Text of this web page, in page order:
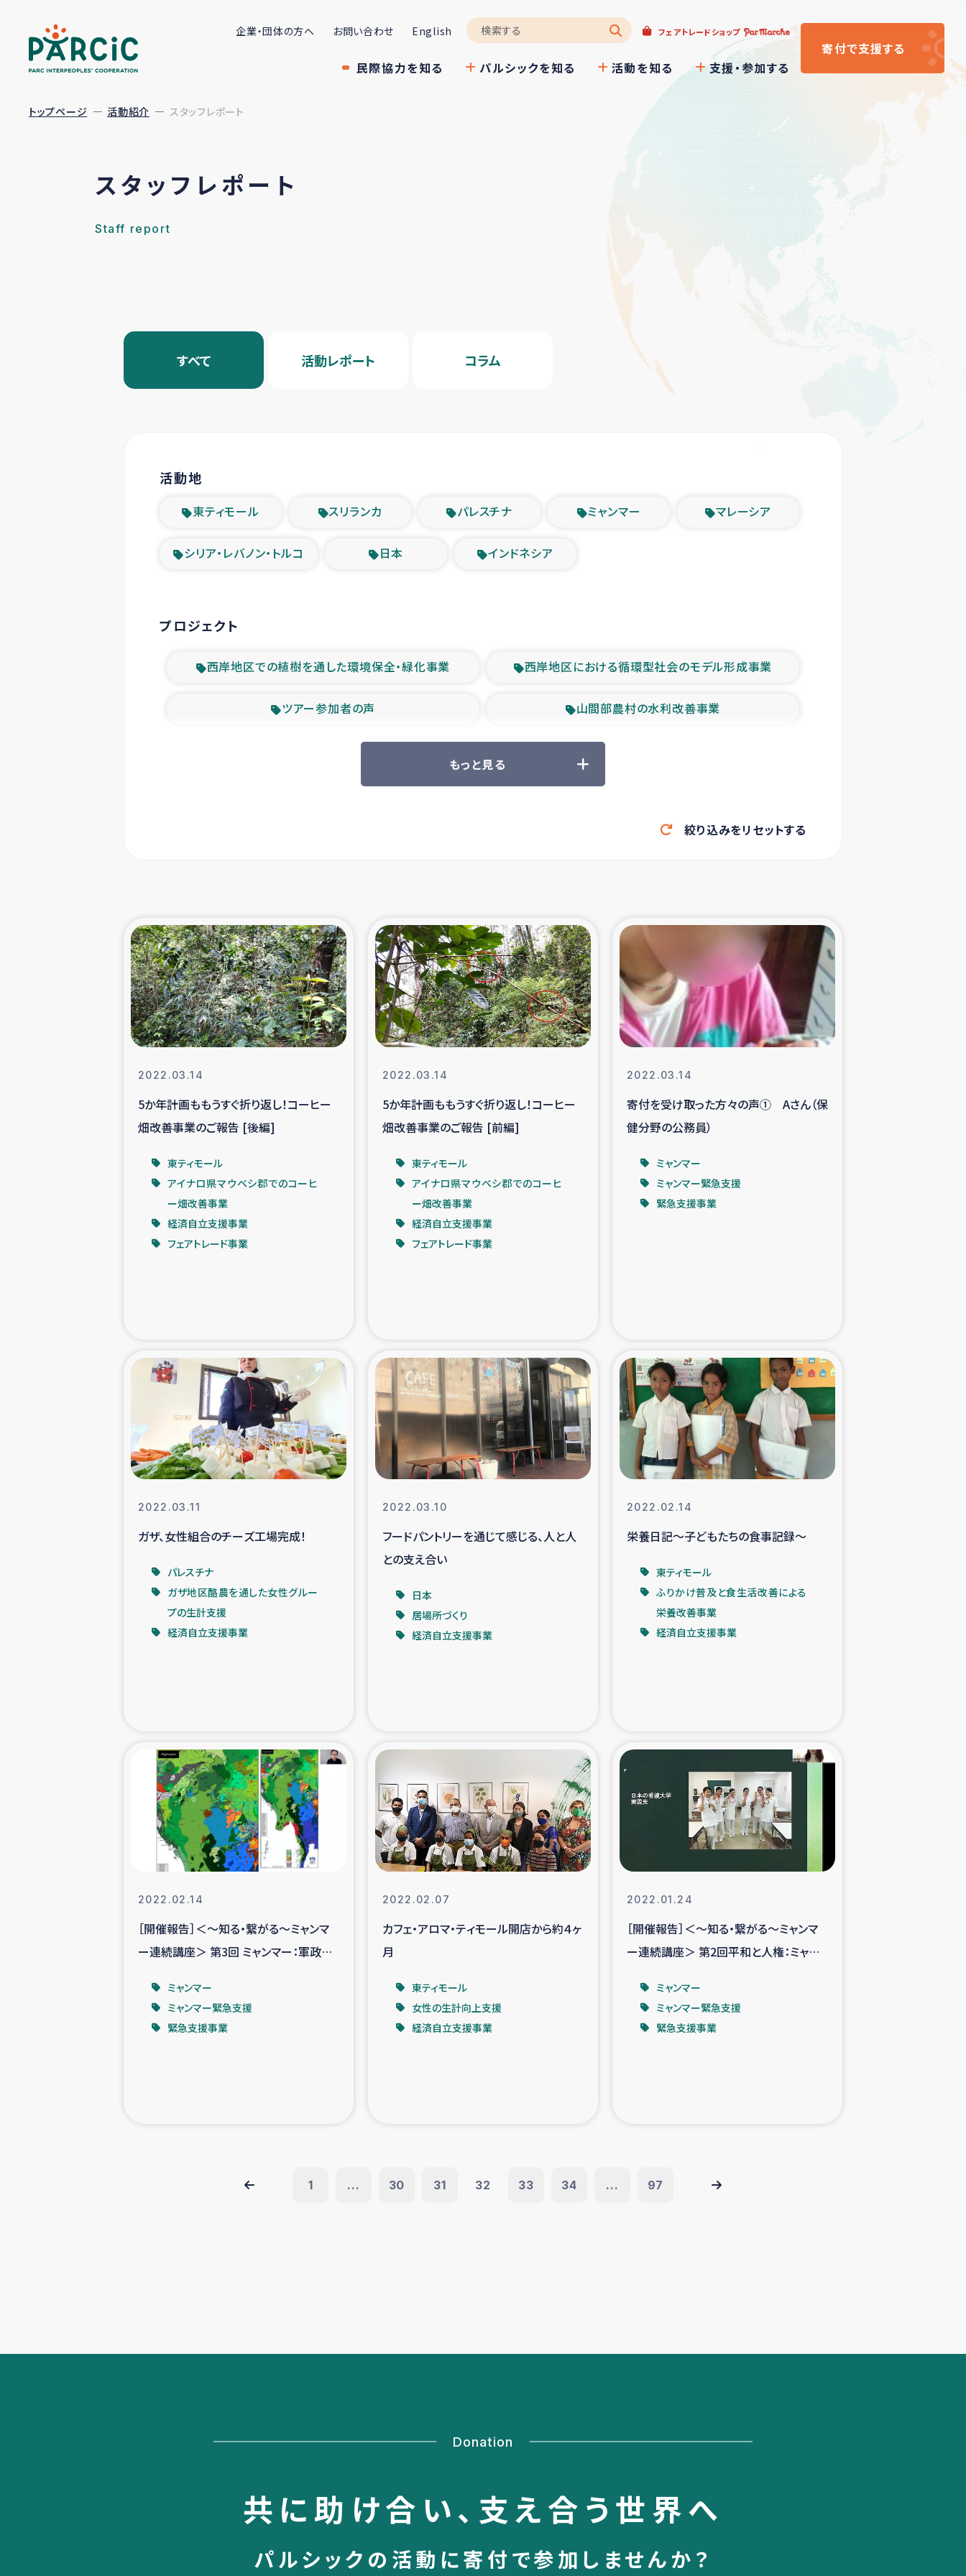
企業・団体の方へ お問い合わせ English フェアトレードショップ
民際協力を知る パルシックを知る 活動を知る 支援・参加する
寄付で支援する
トップページ 活動紹介 スタッフレポート
スタッフレポート
Staff report
すべて 活動レポート コラム
活動地
東ティモール スリランカ パレスチナ ミャンマー マレーシア
シリア・レバノン・トルコ 日本 インドネシア
プロジェクト
西岸地区での植樹を通した環境保全・緑化事業 西岸地区における循環型社会のモデル形成事業
ツアー参加者の声 山間部農村の水利改善事業
緊急救援の時代 森林保全型農業の支援事業
東ティモール豪雨緊急支援 大雨による洪水被災者支援
シリア国内避難民・帰還民の生活再建支援
スリランカ 緊急人道支援 スリランカ南部洪水被災者支援
スリランカの南北女性をつなぐサリー・リサイクル・プロジ
ェクト
復興支援事業
ガザ人道支援 令和6年能登半島地震 緊急支援
タイ国境ミャンマー移民子ども支援 漁民によるマングローブ植林活動
レバノンでのシリア難民への食糧・越冬支援
石巻市街地在宅被災者支援 復興応援隊の活動
仮設住宅生活支援・農業復興支援 漁業復興支援
インターン・ボランティア日誌 経済自立支援事業
居場所づくり ガザ空爆被災者への食料支援と農家生産支援
ガザ地区における被災住民への緊急支援 ガザ地区酪農を通した女性グループの生計支援
ふりかけ普及と食生活改善による栄養改善事業 フェアトレード事業
コーヒー生産者支援 アイナロ県マウベシ郡でのコーヒー畑改善事業
ベイルート大規模爆発被災者支援 女性の生計向上支援
アグロフォレストリー（カカオ）事業
もっと見る
絞り込みをリセットする
2022.03.14
5か年計画ももうすぐ折り返し！コーヒー
畑改善事業のご報告 [後編]
東ティモール
アイナロ県マウベシ郡でのコーヒ
ー畑改善事業
経済自立支援事業
フェアトレード事業
2022.03.14
5か年計画ももうすぐ折り返し！コーヒー
畑改善事業のご報告 [前編]
東ティモール
アイナロ県マウベシ郡でのコーヒ
ー畑改善事業
経済自立支援事業
フェアトレード事業
2022.03.14
寄付を受け取った方々の声① Aさん（保
健分野の公務員）
ミャンマー
ミャンマー緊急支援
緊急支援事業
2022.03.11
ガザ、女性組合のチーズ工場完成！
パレスチナ
ガザ地区酪農を通した女性グルー
プの生計支援
経済自立支援事業
2022.03.10
フードパントリーを通じて感じる、人と人
との支え合い
日本
居場所づくり
経済自立支援事業
2022.02.14
栄養日記～子どもたちの食事記録～
東ティモール
ふりかけ普及と食生活改善による
栄養改善事業
経済自立支援事業
2022.02.14
［開催報告］＜～知る・繋がる～ミャンマ
ー連続講座＞ 第3回 ミャンマー：軍政と
ミャンマー
ミャンマー緊急支援
緊急支援事業
2022.02.07
カフェ・アロマ・ティモール開店から約４ヶ
月
東ティモール
女性の生計向上支援
経済自立支援事業
2022.01.24
［開催報告］＜～知る・繋がる～ミャンマ
ー連続講座＞ 第2回平和と人権：ミャン
ミャンマー
ミャンマー緊急支援
緊急支援事業
1 ... 30 31 32 33 34 ... 97
Donation
共に助け合い、 支え合う世界へ
パルシックの活動に寄付で参加しませんか？